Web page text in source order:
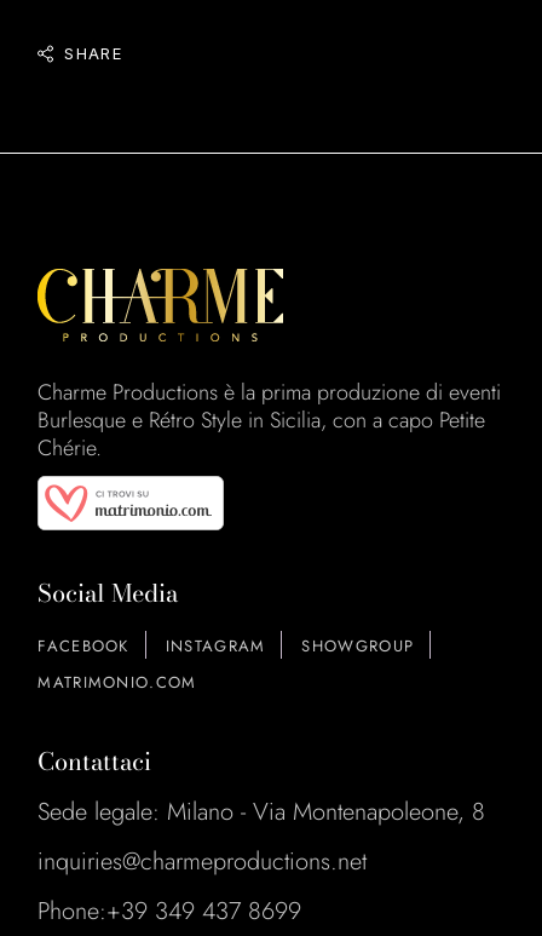
SHARE
Charme Productions è la prima produzione di eventi
Burlesque e Rétro Style in Sicilia, con a capo Petite
Chérie.
Social Media
FACEBOOK INSTAGRAM
SHOWGROUP
MATRIMONIO.COM
Contattaci
Sede legale: Milano - Via Montenapoleone, 8
inquiries@charmeproductions.net
Phone:+39 349 437 8699